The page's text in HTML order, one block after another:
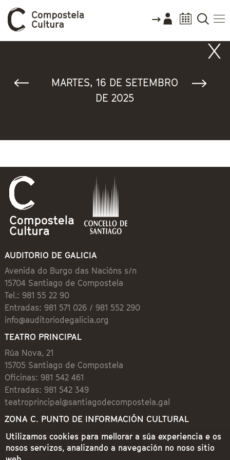
MARTES, 16 DE SETEMBRO
DE 2025
AUDITORIO DE GALICIA
Avenida do Burgo das Nacións s/n
15704 Santiago de Compostela
Tel.: 981 55 22 90
Entradas: 981 571 026 / 981 552 290
info@auditoriodegalicia.org
TEATRO PRINCIPAL
Rúa Nova, 21
15705 Santiago de Compostela
Oficinas: 981 542 461
Entradas: 981 542 349
teatroprincipal@santiagodecompostela.gal
ZONA C. PUNTO DE INFORMACIÓN CULTURAL
Preguntoiro, 1 (Praza de Cervantes)
15704 Santiago de Compostela
981 542 462
Utilizamos cookies para mellorar a súa experiencia e os
nosos servizos, analizando a navegación no noso sitio